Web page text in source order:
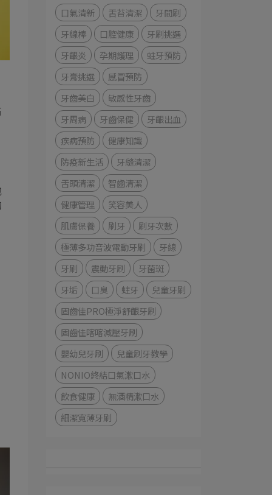
口氣清新
舌苔清潔
牙間刷
牙線棒
口腔健康
牙刷挑選
牙齦炎
孕期護理
蛀牙預防
牙膏挑選
感冒預防
牙齒美白
敏感性牙齒
牙周病
牙齒保健
牙齦出血
疾病預防
健康知識
防疫新生活
牙縫清潔
舌頭清潔
智齒清潔
健康管理
笑容美人
肌膚保養
刷牙
刷牙次數
極薄多功音波電動牙刷
牙線
牙刷
震動牙刷
牙菌斑
牙垢
口臭 蛀牙
兒童牙刷
固齒佳PRO極淨舒齦牙刷
固齒佳喀喀減壓牙刷
嬰幼兒牙刷
兒童刷牙教學
NONIO終結口氣漱口水
飲食健康
無酒精漱口水
細潔寬薄牙刷